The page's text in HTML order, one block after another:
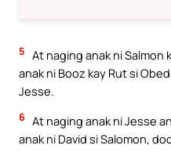
5 At naging anak ni Salmon
anak ni Booz kay Rut si
Jesse.
6 At naging anak ni Jesse
anak ni David si Salomon,